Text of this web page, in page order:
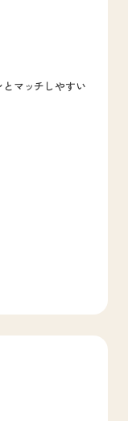
マッチしやすい